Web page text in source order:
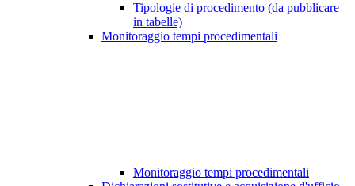
Tipologie di procedimento (da pubblicare
in tabelle)
Monitoraggio tempi procedimentali
Monitoraggio tempi procedimentali